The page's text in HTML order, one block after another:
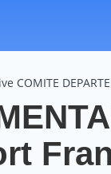
COMITE